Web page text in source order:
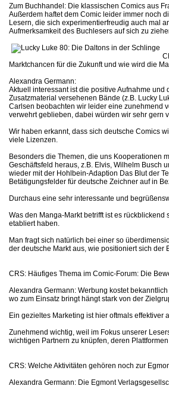
Zum Buchhandel: Die klassischen Comics aus
Außerdem haftet dem Comic leider immer noch
Lesern, die sich experimentierfreudig auch mal
Aufmerksamkeit des Buchlesers auf sich zu
Marktchancen für die Zukunft und wie wird die
Alexandra Germann:
Aktuell interessant ist die positive Aufnahme
Zusatzmaterial versehenen Bände (z.B. Lucky
Carlsen beobachten wir leider eine zunehmend
verwehrt geblieben, dabei würden wir sehr gern
Wir haben erkannt, dass sich deutsche Comics
viele Lizenzen.
Besonders die Themen, die uns Kooperationen
Geschäftsfeld heraus, z.B. Elvis, Wilhelm Busch
wieder mit der Hohlbein-Adaption Das Blut der
Betätigungsfelder für deutsche Zeichner auf in
Durchaus eine sehr interessante und
Was den Manga-Markt betrifft ist es
etabliert haben.
Man fragt sich natürlich bei einer so
der deutsche Markt aus, wie positioniert sich
CRS: Häufiges Thema im Comic-Forum: Die
Alexandra Germann: Werbung kostet
wo zum Einsatz bringt hängt stark von der
Ein gezieltes Marketing ist hier oftmals effektiver
Zunehmend wichtig, weil im Fokus unserer
wichtigen Partnern zu knüpfen, deren
CRS: Welche Aktivitäten gehören noch zur
Alexandra Germann: Die Egmont